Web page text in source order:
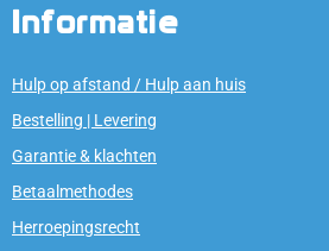
Informatie
Hulp op afstand / Hulp aan huis
Bestelling | Levering
Garantie & klachten
Betaalmethodes
Herroepingsrecht